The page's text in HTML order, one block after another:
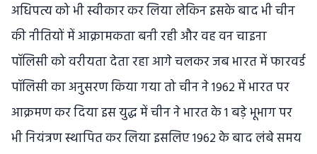
अधिपत्य को भी स्वीकार कर लिया लेकिन इसके बाद भी चीन
की नीतियों में आक्रामकता बनी रही और वह वन चाइना
पॉलिसी को वरीयता देता रहा आगे चलकर जब भारत में फारवर्ड
पॉलिसी का अनुसरण किया गया तो चीन ने 1962 में भारत पर
आक्रमण कर दिया इस युद्ध में चीन ने भारत के 1 बड़े भूभाग पर
भी नियंत्रण स्थापित कर लिया इसलिए 1962 के बाद लंबे समय